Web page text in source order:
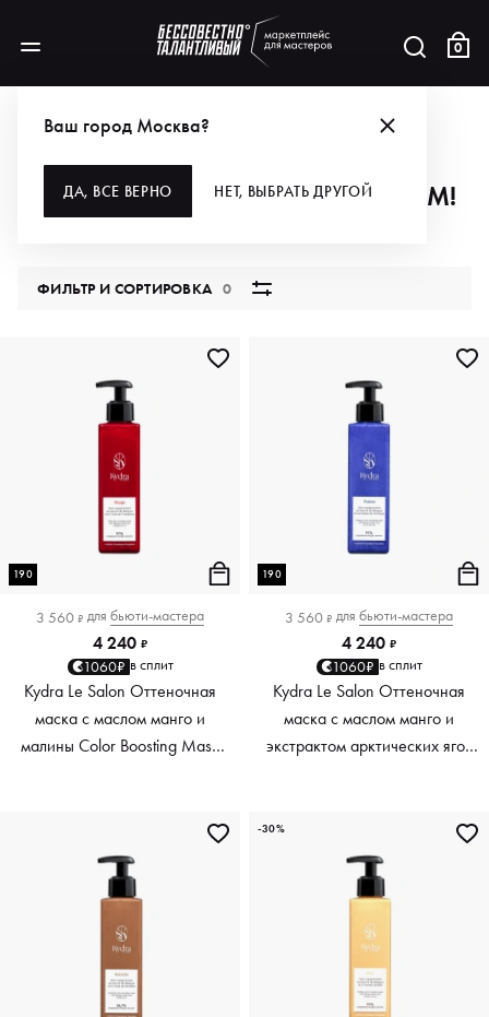
0
Ваш город Москва?
ДА, ВСЕ ВЕРНО НЕТ, ВЫБРАТЬ ДРУГОЙ
СПАСИБО, ЧТО ПОМОГЛИ ДЕТЯМ!
ФИЛЬТР И СОРТИРОВКА0
190
3 560 ₽ для бьюти-мастера
4 240 ₽
1060₽ в сплит
Kydra Le Salon Оттеночная
маска с маслом манго и
малины Color Boosting Mask
190
3 560 ₽ для бьюти-мастера
4 240 ₽
1060₽ в сплит
Kydra Le Salon Оттеночная
маска с маслом манго и
экстрактом арктических ягод
-30%